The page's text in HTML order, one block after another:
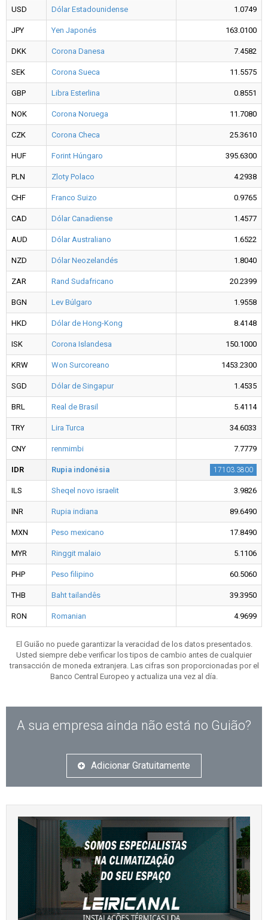
USD Dólar Estadounidense 1.0749
JPY Yen Japonés 163.0100
DKK Corona Danesa 7.4582
SEK Corona Sueca 11.5575
GBP Libra Esterlina 0.8551
NOK Corona Noruega 11.7080
CZK Corona Checa 25.3610
HUF Forint Húngaro 395.6300
PLN Zloty Polaco 4.2938
CHF Franco Suizo 0.9765
CAD Dólar Canadiense 1.4577
AUD Dólar Australiano 1.6522
NZD Dólar Neozelandés 1.8040
ZAR Rand Sudafricano 20.2399
BGN Lev Búlgaro 1.9558
HKD Dólar de Hong-Kong 8.4148
ISK Corona Islandesa 150.1000
KRW Won Surcoreano 1453.2300
SGD Dólar de Singapur 1.4535
BRL Real de Brasil 5.4114
TRY Lira Turca 34.6033
CNY renmimbi 7.7779
IDR Rupia indonésia 17103.3800
ILS Sheqel novo israelit 3.9826
INR Rupia indiana 89.6490
MXN Peso mexicano 17.8490
MYR Ringgit malaio 5.1106
PHP Peso filipino 60.5060
THB Baht tailandês 39.3950
RON Romanian 4.9699
El Guião no puede garantizar la veracidad de los datos presentados.
Usted siempre debe verificar los tipos de cambio antes de cualquier
transacción de moneda extranjera. Las cifras son proporcionadas por el
Banco Central Europeo y actualiza una vez al día.
A sua empresa ainda não está no Guião?
Adicionar Gratuitamente